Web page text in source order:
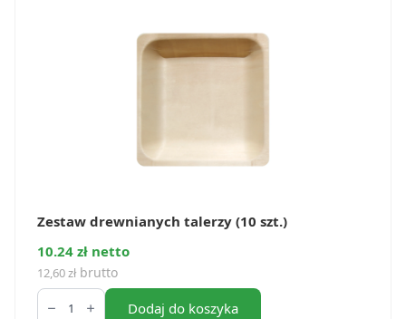
Zestaw drewnianych talerzy (10 szt.)
10.24 zł netto
12,60zł brutto
ilość
Zestaw Dodaj do koszyka